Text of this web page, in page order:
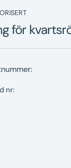
för
nr: